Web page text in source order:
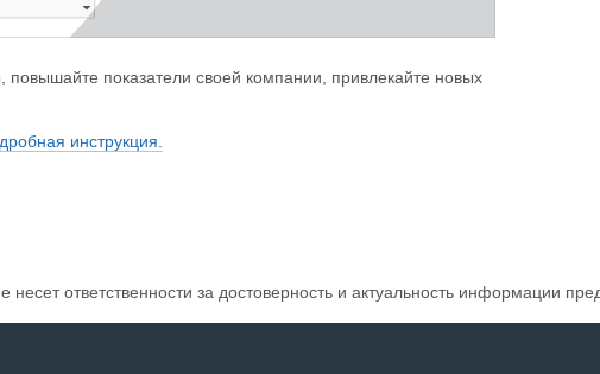
повышайте показатели своей компании, привлекайте новых
инструкция.
несет ответственности за достоверность и актуальность информации